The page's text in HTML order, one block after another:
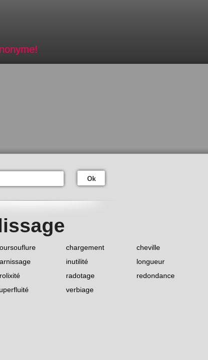
Ok
chargement
cheville
inutilité
longueur
radotage
redondance
verbiage